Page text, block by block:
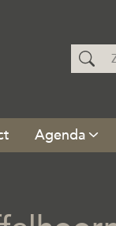
Agenda